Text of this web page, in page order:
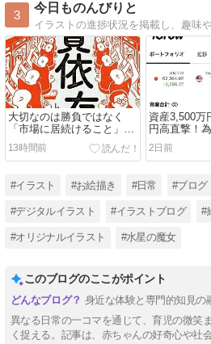
3
今日ものんびりと
大切なのは勝負ではなく
「市場に居続けること」～
スマホ投資時代に必要な自
制心～ #資産運用 #株式投
資 #投資 #メンタルコント
ロール #マインドセット #
ブログ
13時間前
資産3,500万
円高直撃！
同介入の威
株式投資 #
資 #日常
2日前
#イラスト #お絵描き #日常 #ブログ
#デジタルイラスト #イラストブログ #
#オリジナルイラスト #水星の魔女
このブログのここがポイント
身近な体験と専門的知見の
異なる日常の一コマを通じて、育児の微笑
く捉える。記事は、赤ちゃんの好奇心や社